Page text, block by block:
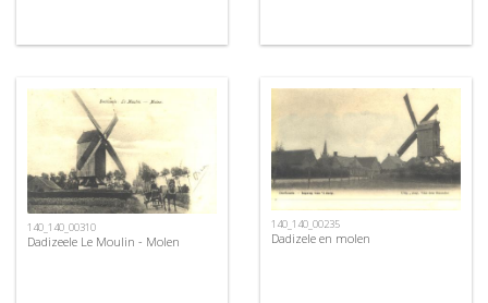
140_140_00310
Dadizeele Le Moulin - Molen
140_140_00235
Dadizele en molen